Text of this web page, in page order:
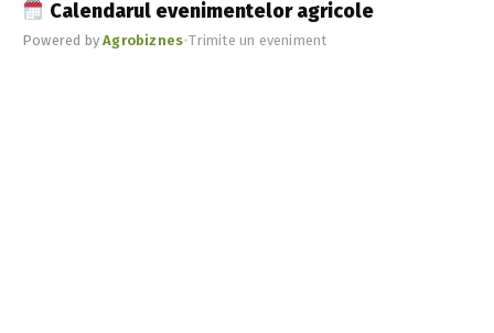
Calendarul evenimentelor agricole
Powered byAgrobiznes•Trimite un eveniment